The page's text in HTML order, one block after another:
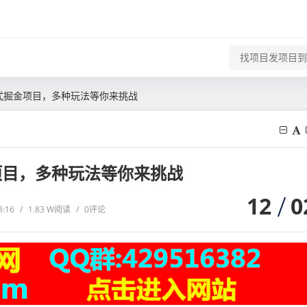
掘金项目，多种玩法等你来挑战
，多种玩法等你来挑战
/ 1.83 W阅读 / 0评论 12